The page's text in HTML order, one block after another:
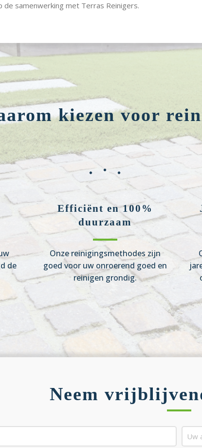
samenwerking met Terras Reinigers.
kiezen voor
de
Efficiënt en 100%
duurzaam
Onze reinigingsmethodes zijn
goed voor uw onroerend goed en
reinigen grondig.
Neem